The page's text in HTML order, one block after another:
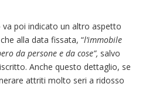
va poi indicato un altro aspetto
alla data fissata, “l’immobile
da persone e da cose”, salvo
Anche questo dettaglio, se
attriti molto seri a ridosso